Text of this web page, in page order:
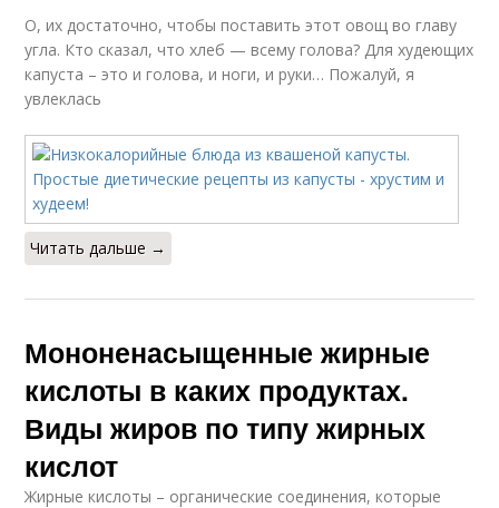
О, их достаточно, чтобы поставить этот овощ во главу
угла. Кто сказал, что хлеб — всему голова? Для худеющих
капуста – это и голова, и ноги, и руки… Пожалуй, я
увлеклась
Читать дальше →
Мононенасыщенные жирные
кислоты в каких продуктах.
Виды жиров по типу жирных
кислот
Жирные кислоты – органические соединения, которые